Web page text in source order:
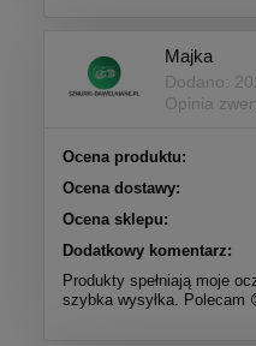
Majka
Dodano:
Opinia
Ocena produktu:
Ocena dostawy:
Ocena sklepu:
Dodatkowy komentarz:
Produkty spełniają moje
szybka wysyłka. Polecam